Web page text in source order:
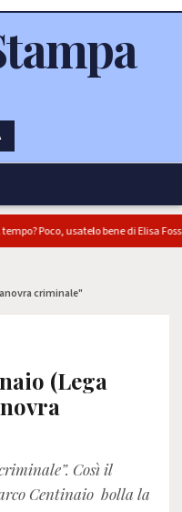
Poco, usatelo bene di Elisa Fossati
criminale"
(Lega
Così il
Centinaio bolla la